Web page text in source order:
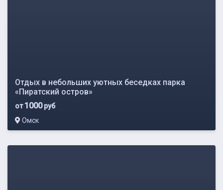
Отдых в небольших уютных беседках парка
«Пиратский остров»
от1000руб
Омск